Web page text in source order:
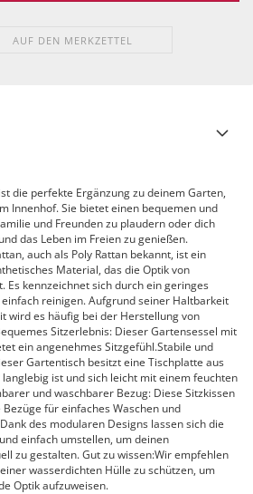
AUF DEN MERKZETTEL
die perfekte Ergänzung zu deinem Garten,
Innenhof. Sie bietet einen bequemen und
und Freunden zu plaudern oder dich
das Leben im Freien zu genießen.
auch als Poly Rattan bekannt, ist ein
Material, das die Optik von
Es kennzeichnet sich durch ein geringes
reinigen. Aufgrund seiner Haltbarkeit
wird es häufig bei der Herstellung von
Sitzerlebnis: Dieser Gartensessel mit
ein angenehmes Sitzgefühl.Stabile und
Gartentisch besitzt eine Tischplatte aus
ist und sich leicht mit einem feuchten
und waschbarer Bezug: Diese Sitzkissen
für einfaches Waschen und
des modularen Designs lassen sich die
einfach umstellen, um deinen
zu gestalten. Gut zu wissen:Wir empfehlen
wasserdichten Hülle zu schützen, um
Optik aufzuweisen.